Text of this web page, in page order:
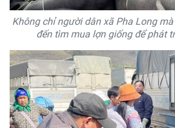
Không chỉ người dân xã Pha Long
đến tìm mua lợn giống để phát